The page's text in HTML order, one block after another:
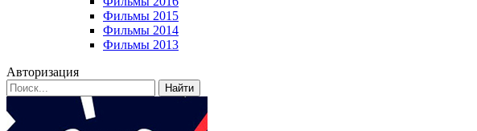
Фильмы 2015
Фильмы 2014
Фильмы 2013
Авторизация
Найти